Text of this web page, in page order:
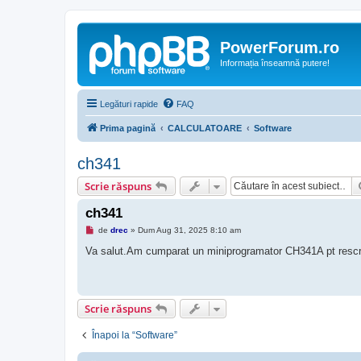
PowerForum.ro
Informația înseamnă putere!
Legături rapide FAQ
Prima pagină CALCULATOARE Software
ch341
Scrie răspuns
ch341
M
s
c
i
t
t
de drec » Dum Aug 31, 2025 8:10 am
Va salut.Am cumparat un miniprogramator CH341A pt
Scrie răspuns
Înapoi la “Software”